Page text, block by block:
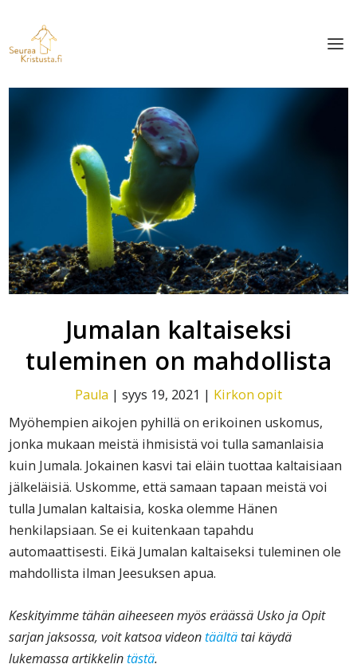
Jumalan kaltaiseksi
tuleminen on mahdollista
Paula | syys 19, 2021 | Kirkon opit
Myöhempien aikojen pyhillä on erikoinen uskomus,
jonka mukaan meistä ihmisistä voi tulla samanlaisia
kuin Jumala. Jokainen kasvi tai eläin tuottaa kaltaisiaan
jälkeläisiä. Uskomme, että samaan tapaan meistä voi
tulla Jumalan kaltaisia, koska olemme Hänen
henkilapsiaan. Se ei kuitenkaan tapahdu
automaattisesti. Eikä Jumalan kaltaiseksi tuleminen ole
mahdollista ilman Jeesuksen apua.
Keskityimme tähän aiheeseen myös eräässä Usko ja Opit
sarjan jaksossa, voit katsoa videontäältä tai käydä
lukemassa artikkelintästä.